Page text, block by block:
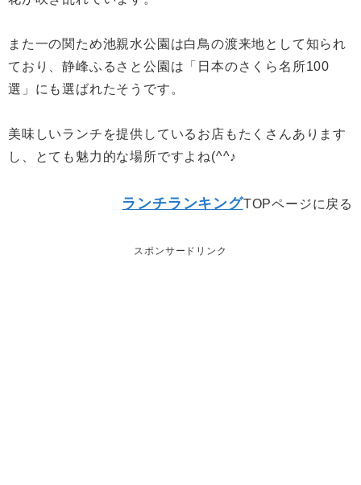
また一の関ため池親水公園は白鳥の渡来地として知られ
ており、静峰ふるさと公園は「日本のさくら名所100
選」にも選ばれたそうです。
美味しいランチを提供しているお店もたくさんあります
し、とても魅力的な場所ですよね(^^♪
ランチランキングTOPページに戻る
スポンサードリンク